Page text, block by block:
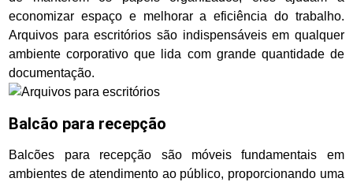
economizar espaço e melhorar a eficiência do trabalho.
Arquivos para escritórios são indispensáveis em qualquer
ambiente corporativo que lida com grande quantidade de
documentação.
Balcão para recepção
Balcões para recepção são móveis fundamentais em
ambientes de atendimento ao público, proporcionando uma